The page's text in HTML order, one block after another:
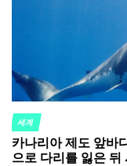
POSTED
IN
세계
카나리아 제도 앞바
으로 다리를 잃은 뒤